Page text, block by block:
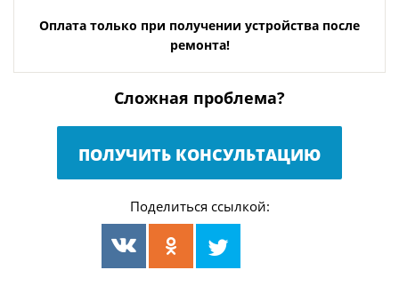
Оплата только при получении устройства после
ремонта!
Сложная проблема?
ПОЛУЧИТЬ КОНСУЛЬТАЦИЮ
Поделиться ссылкой: